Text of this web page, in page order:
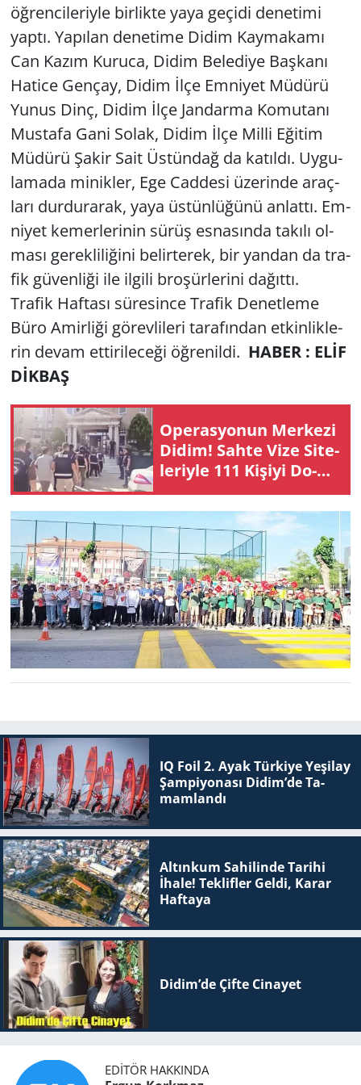
öğ­ren­ci­le­riy­le bir­lik­te yaya ge­çi­di de­ne­ti­mi
yaptı. Ya­pı­lan de­ne­ti­me Didim Kay­ma­ka­mı
Can Kazım Ku­ru­ca, Didim Be­le­di­ye Baş­ka­nı
Ha­ti­ce Gen­çay, Didim İlçe Em­ni­yet Mü­dü­rü
Yunus Dinç, Didim İlçe Jan­dar­ma Ko­mu­ta­nı
Mus­ta­fa Gani Solak, Didim İlçe Milli Eği­tim
Mü­dü­rü Şakir Sait Üs­tün­dağ da ka­tıl­dı. Uy­gu­
la­ma­da mi­nik­ler, Ege Cad­de­si üze­rin­de araç­
la­rı dur­du­ra­rak, yaya üs­tün­lü­ğü­nü an­lat­tı. Em­
ni­yet ke­mer­le­ri­nin sürüş es­na­sın­da ta­kı­lı ol­
ma­sı ge­rek­li­li­ği­ni be­lir­te­rek, bir yan­dan da tra­
fik gü­ven­li­ği ile il­gi­li bro­şür­le­ri­ni da­ğıt­tı.
Tra­fik Haf­ta­sı sü­re­sin­ce Tra­fik De­net­le­me
Büro Amir­li­ği gö­rev­li­le­ri ta­ra­fın­dan et­kin­lik­le­
rin devam et­ti­ri­le­ce­ği öğ­re­nil­di. HABER : ELİF
DİKBAŞ
Ope­ras­yo­nun Mer­ke­zi
Didim! Sahte Vize Si­te­
le­riy­le 111 Ki­şi­yi Do­
lan­dı­ran Şe­be­ke­ye
Büyük Darbe
IQ Foil 2. Ayak Tür­ki­ye Ye­şi­lay
Şam­pi­yo­na­sı Didim’de Ta­
mam­lan­dı
Altınkum Sahilinde Tarihi
İhale! Teklifler Geldi, Karar
Haftaya
Didim’de Çifte Ci­na­yet
EDITÖR HAKKINDA
Yerel